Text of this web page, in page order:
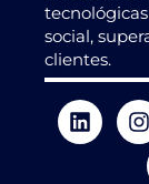
social,
clientes.
L
i
I
n
s